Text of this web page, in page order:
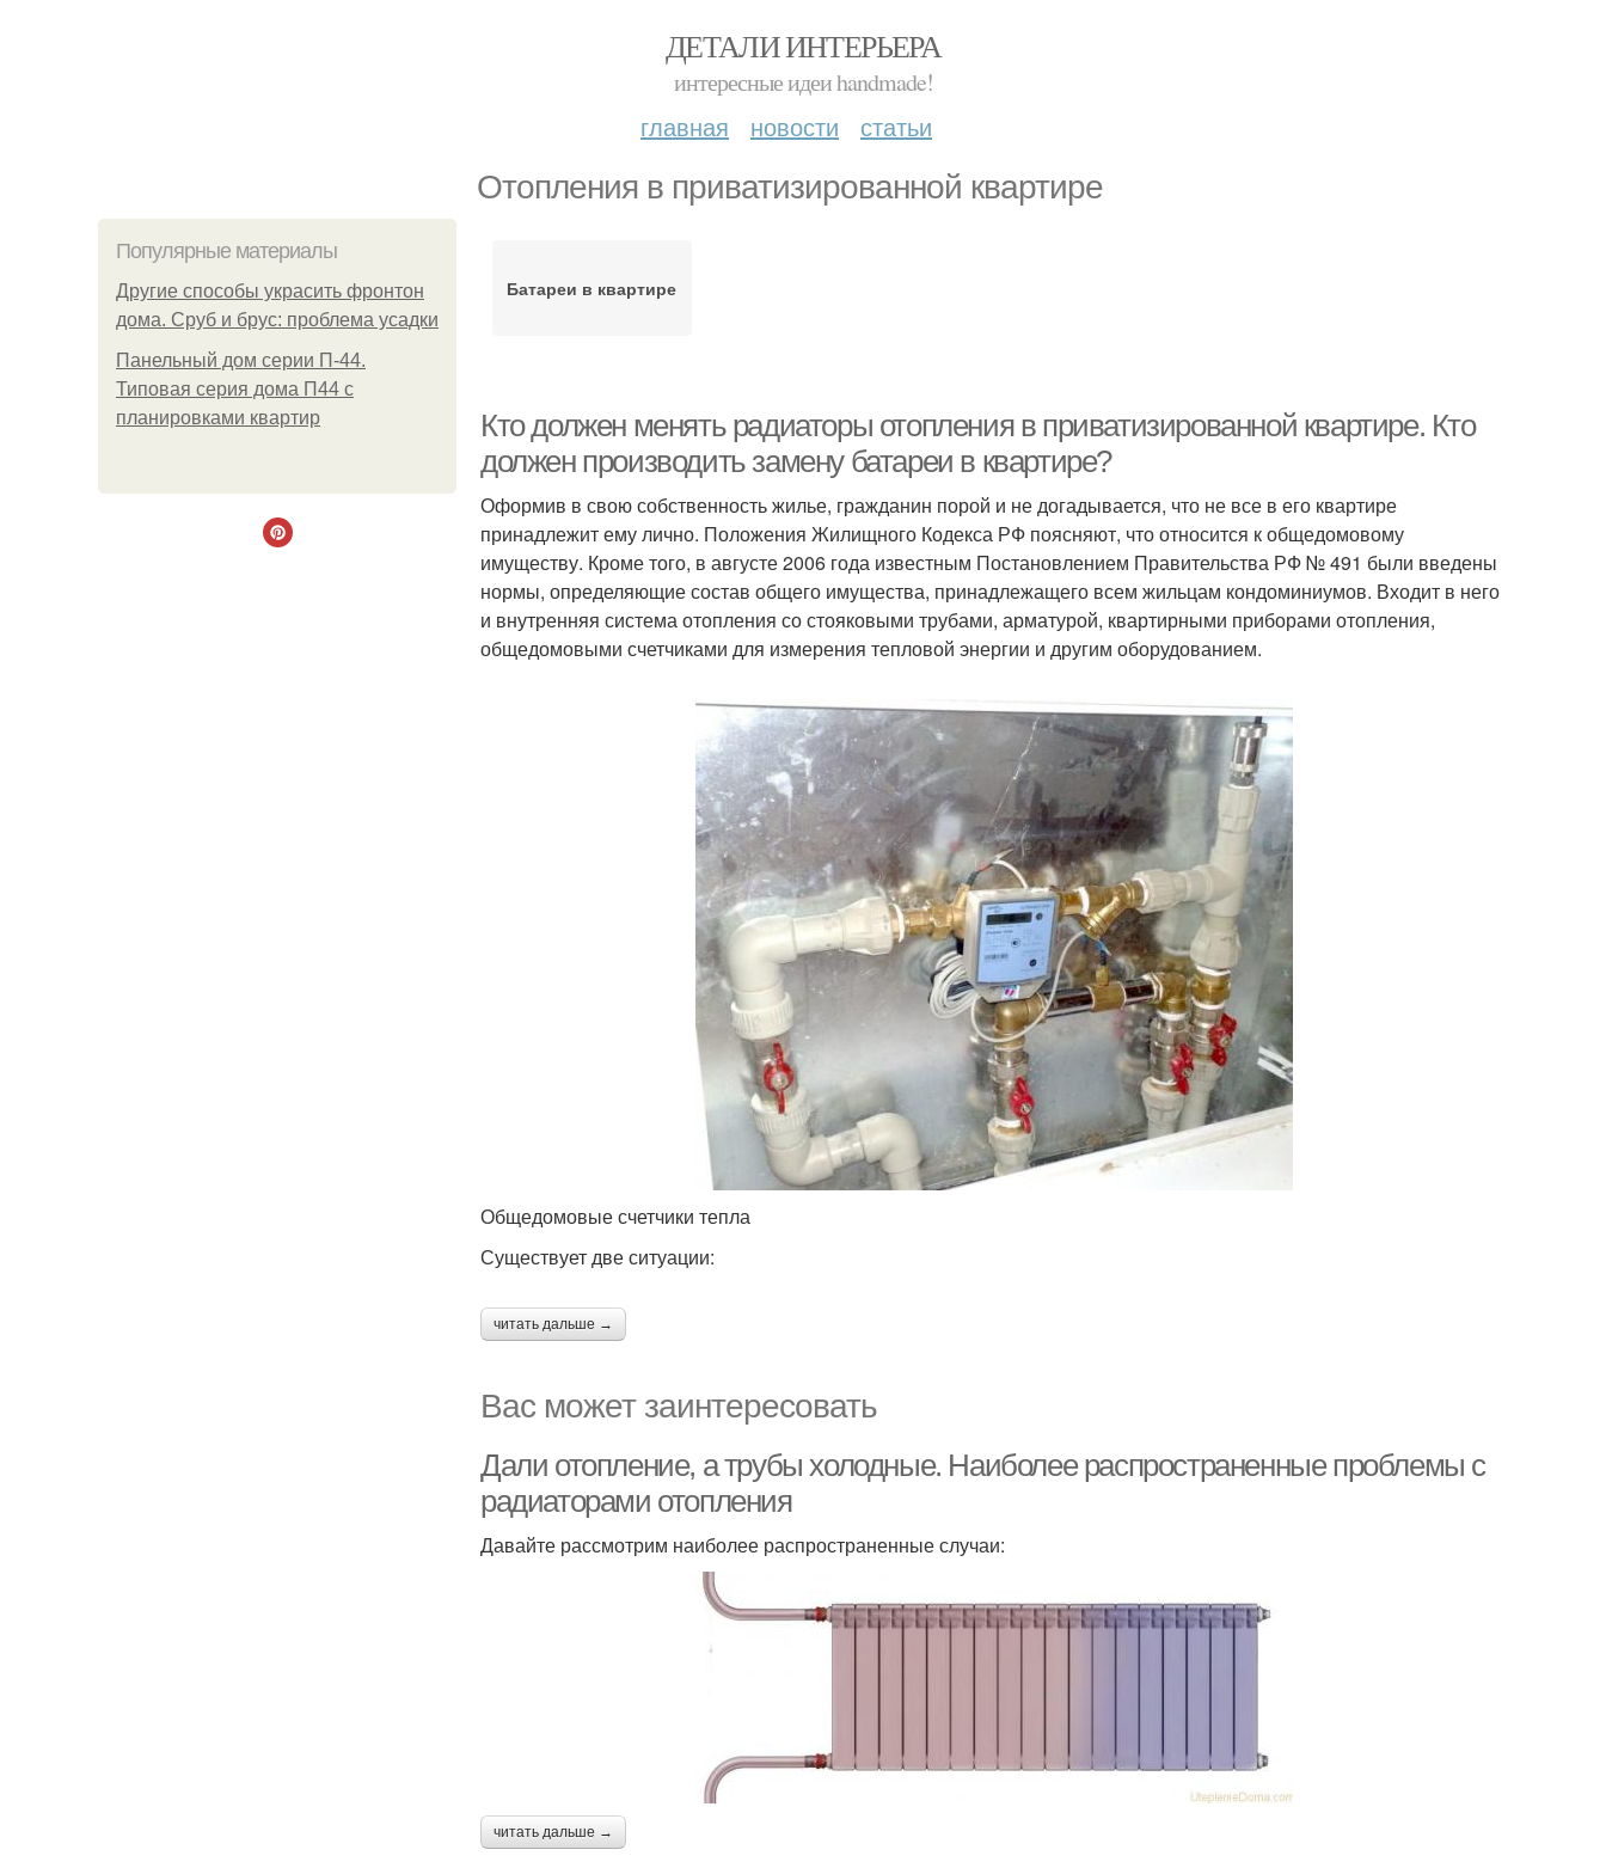
ДЕТАЛИ ИНТЕРЬЕРА
интересные идеи handmade!
главная новости статьи
Отопления в приватизированной квартире
Популярные материалы
Другие способы украсить фронтон
дома. Сруб и брус: проблема усадки
Панельный дом серии П-44.
Типовая серия дома П44 с
планировками квартир
Батареи в квартире
Кто должен менять радиаторы отопления в приватизированной квартире. Кто
должен производить замену батареи в квартире?
Оформив в свою собственность жилье, гражданин порой и не догадывается, что не все в его квартире
принадлежит ему лично. Положения Жилищного Кодекса РФ поясняют, что относится к общедомовому
имуществу. Кроме того, в августе 2006 года известным Постановлением Правительства РФ № 491 были введены
нормы, определяющие состав общего имущества, принадлежащего всем жильцам кондоминиумов. Входит в него
и внутренняя система отопления со стояковыми трубами, арматурой, квартирными приборами отопления,
общедомовыми счетчиками для измерения тепловой энергии и другим оборудованием.
Общедомовые счетчики тепла
Существует две ситуации:
читать дальше →
Вас может заинтересовать
Дали отопление, а трубы холодные. Наиболее распространенные проблемы с
радиаторами отопления
Давайте рассмотрим наиболее распространенные случаи:
читать дальше →